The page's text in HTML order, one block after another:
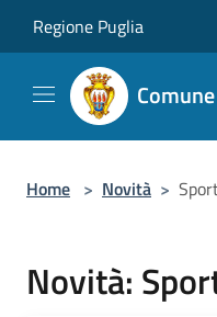
Regione Puglia
Home > Novità >
Novità: